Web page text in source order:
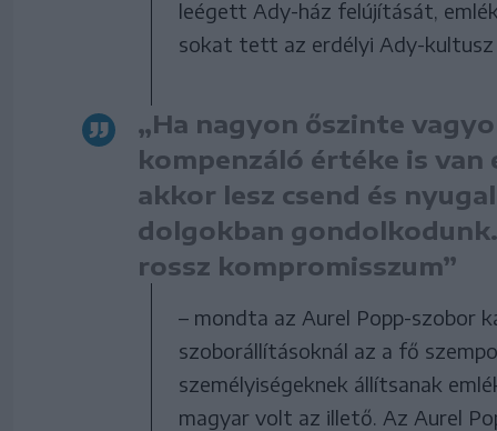
leégett Ady-ház felújítását,
sokat tett az erdélyi Ady-
„Ha nagyon őszinte
kompenzáló értéke is van
akkor lesz csend és
dolgokban
rossz kompromisszum”
– mondta az Aurel Popp-szobor
szoborállításoknál az a fő
személyiségeknek állítsanak
magyar volt az illető. Az Aurel